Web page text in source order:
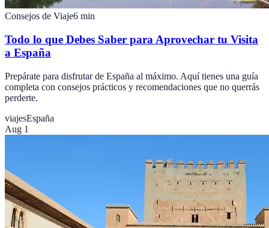
Consejos de Viaje6 min
Todo lo que Debes Saber para Aprovechar tu Visita
a España
Prepárate para disfrutar de España al máximo. Aquí tienes una guía
completa con consejos prácticos y recomendaciones que no querrás
perderte.
viajesEspaña
Aug 1